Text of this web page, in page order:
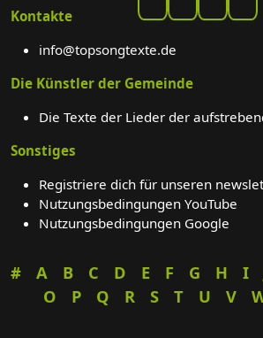
Kontakte
info@topsongtexte.de
Die Künstler der Gemeinde
Die Texte der Lieder der
Sonstiges
Registriere dich für unseren
Nutzungsbedingungen YouTube
Nutzungsbedingungen Google
# A B C D E F G H I
O
P Q R S T U V